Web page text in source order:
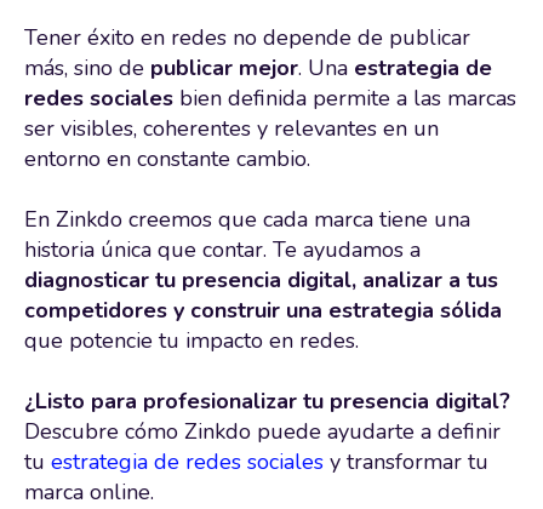
Tener éxito en redes no depende de publicar
más, sino de publicar mejor. Una estrategia de
redes sociales bien definida permite a las marcas
ser visibles, coherentes y relevantes en un
entorno en constante cambio.
En Zinkdo creemos que cada marca tiene una
historia única que contar. Te ayudamos a
diagnosticar tu presencia digital, analizar a tus
competidores y construir una estrategia sólida
que potencie tu impacto en redes.
¿Listo para profesionalizar tu presencia digital?
Descubre cómo Zinkdo puede ayudarte a definir
tu estrategia de redes sociales y transformar tu
marca online.